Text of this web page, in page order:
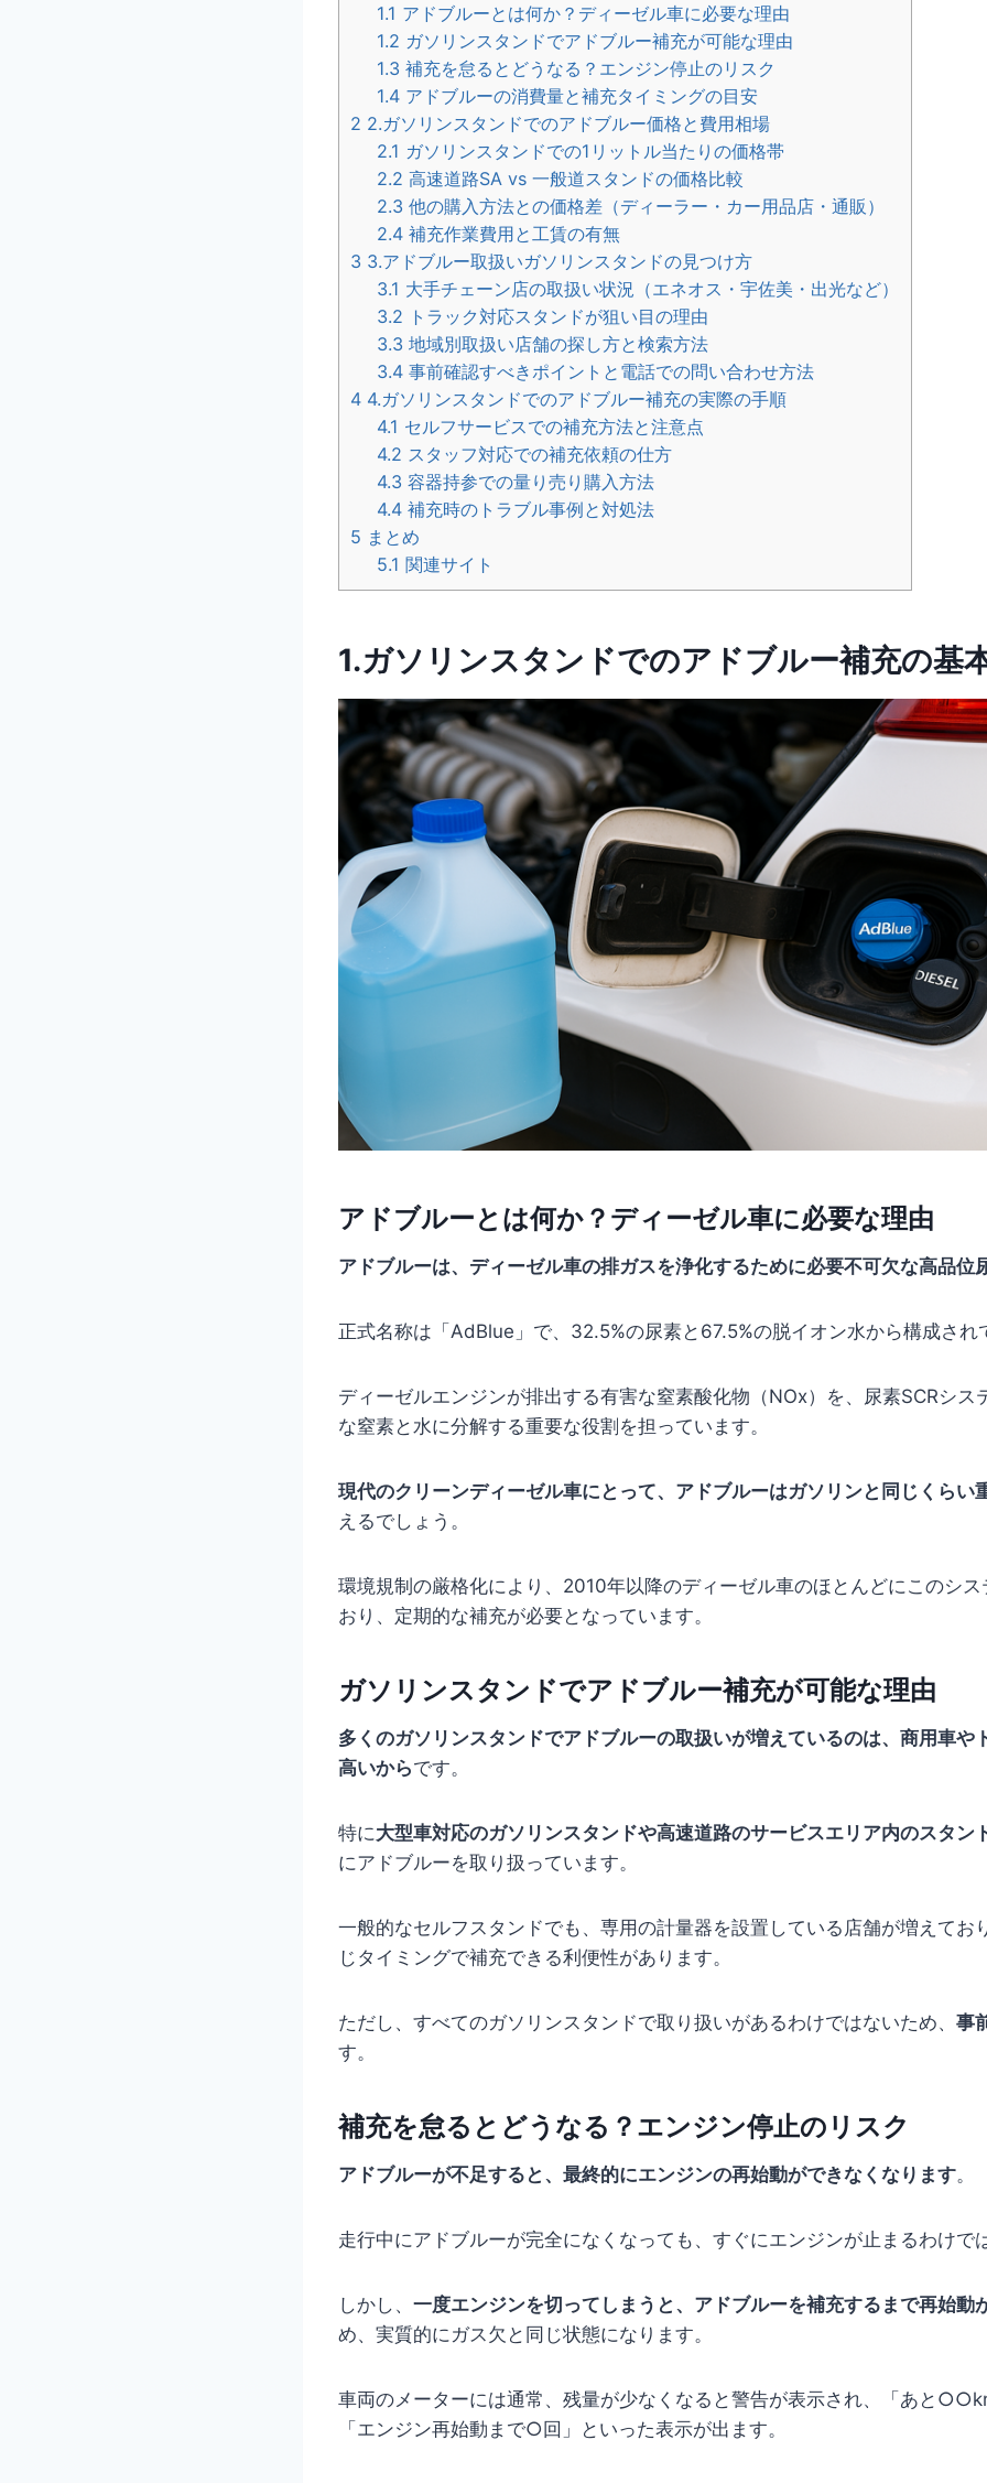
1.1 アドブルーとは何か？ディーゼル車に必要な理由
1.2 ガソリンスタンドでアドブルー補充が可能な理由
1.3 補充を怠るとどうなる？エンジン停止のリスク
1.4 アドブルーの消費量と補充タイミングの目安
2 2.ガソリンスタンドでのアドブルー価格と費用相場
2.1 ガソリンスタンドでの1リットル当たりの価格帯
2.2 高速道路SA vs 一般道スタンドの価格比較
2.3 他の購入方法との価格差（ディーラー・カー用品店・通販）
2.4 補充作業費用と工賃の有無
3 3.アドブルー取扱いガソリンスタンドの見つけ方
3.1 大手チェーン店の取扱い状況（エネオス・宇佐美・出光など）
3.2 トラック対応スタンドが狙い目の理由
3.3 地域別取扱い店舗の探し方と検索方法
3.4 事前確認すべきポイントと電話での問い合わせ方法
4 4.ガソリンスタンドでのアドブルー補充の実際の手順
4.1 セルフサービスでの補充方法と注意点
4.2 スタッフ対応での補充依頼の仕方
4.3 容器持参での量り売り購入方法
4.4 補充時のトラブル事例と対処法
5 まとめ
5.1 関連サイト
1.ガソリンスタンドでのアドブルー補充の基
アドブルーとは何か？ディーゼル車に必要な理由
アドブルーは、ディーゼル車の排ガスを浄化するために必要不可欠な高品位
正式名称は「AdBlue」で、32.5%の尿素と67.5%の脱イオン水から構成され
ディーゼルエンジンが排出する有害な窒素酸化物（NOx）を、尿素SCRシス
な窒素と水に分解する重要な役割を担っています。
現代のクリーンディーゼル車にとって、アドブルーはガソリンと同じくらい
えるでしょう。
環境規制の厳格化により、2010年以降のディーゼル車のほとんどにこのシ
おり、定期的な補充が必要となっています。
ガソリンスタンドでアドブルー補充が可能な理由
多くのガソリンスタンドでアドブルーの取扱いが増えているのは、商用車や
高いからです。
特に大型車対応のガソリンスタンドや高速道路のサービスエリア内のスタン
にアドブルーを取り扱っています。
一般的なセルフスタンドでも、専用の計量器を設置している店舗が増えてお
じタイミングで補充できる利便性があります。
ただし、すべてのガソリンスタンドで取り扱いがあるわけではないため、 事
す。
補充を怠るとどうなる？エンジン停止のリスク
アドブルーが不足すると、最終的にエンジンの再始動ができなくなります。
走行中にアドブルーが完全になくなっても、すぐにエンジンが止まるわけで
しかし、 一度エンジンを切ってしまうと、アドブルーを補充するまで再始動
め、実質的にガス欠と同じ状態になります。
車両のメーターには通常、残量が少なくなると警告が表示され、「あと
「エンジン再始動まで○回」といった表示が出ます。